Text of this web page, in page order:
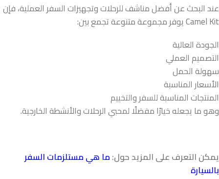
عند البحث عن أفضل مناشف للرحلات وتجهيزات السفر العملية، فإن
Camel Kit يوفر مجموعة متنوعة تجمع بين:
الجودة العالية
التصميم العملي
سهولة الحمل
الأسعار المناسبة
المنتجات المناسبة للسفر والتخييم
وهو ما يجعله خيارًا مفضلًا لمحبي الرحلات والأنشطة الخارجية.
يمكن التعرف على المزيد حول:ما هي مستلزمات السفر
بالسيارة